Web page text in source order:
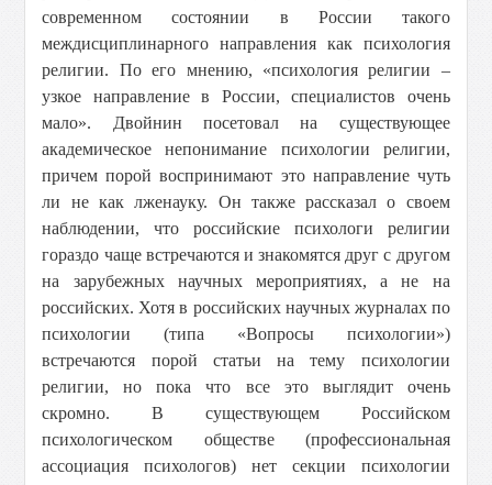
современном состоянии в России такого
междисциплинарного направления как психология
религии. По его мнению, «психология религии –
узкое направление в России, специалистов очень
мало». Двойнин посетовал на существующее
академическое непонимание психологии религии,
причем порой воспринимают это направление чуть
ли не как лженауку. Он также рассказал о своем
наблюдении, что российские психологи религии
гораздо чаще встречаются и знакомятся друг с другом
на зарубежных научных мероприятиях, а не на
российских. Хотя в российских научных журналах по
психологии (типа «Вопросы психологии»)
встречаются порой статьи на тему психологии
религии, но пока что все это выглядит очень
скромно. В существующем Российском
психологическом обществе (профессиональная
ассоциация психологов) нет секции психологии